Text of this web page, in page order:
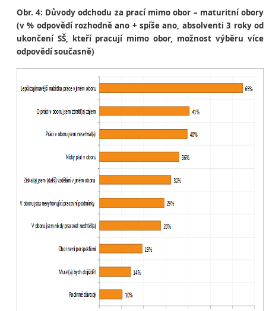
Obr. 4: Důvody odchodu za prací mimo obor – maturitní obory
(v % odpovědí rozhodně ano + spíše ano, absolventi 3 roky od
ukončení SŠ, kteří pracují mimo obor, možnost výběru více
odpovědí současně)